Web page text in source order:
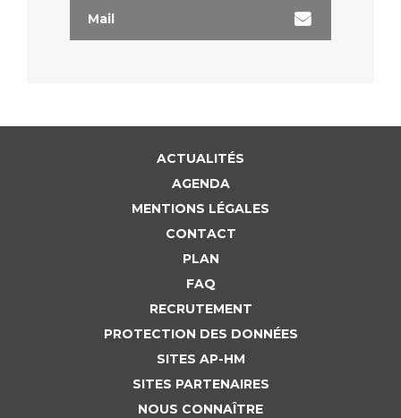
Mail
ACTUALITÉS
AGENDA
MENTIONS LÉGALES
CONTACT
PLAN
FAQ
RECRUTEMENT
PROTECTION DES DONNÉES
SITES AP-HM
SITES PARTENAIRES
NOUS CONNAÎTRE